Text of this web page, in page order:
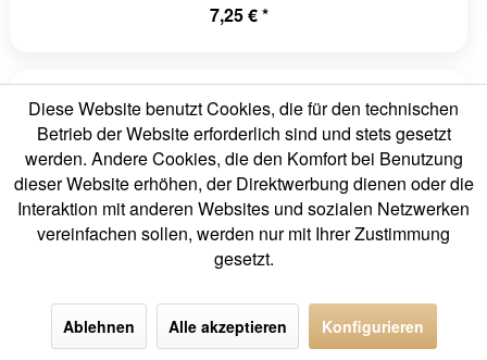
7,25 € *
133A.04
Altzither (Elegie) BERGFEE Nylon Blau, Begleit c' 4
Diese Website benutzt Cookies, die für den technischen
Betrieb der Website erforderlich sind und stets gesetzt
werden. Andere Cookies, die den Komfort bei Benutzung
dieser Website erhöhen, der Direktwerbung dienen oder die
Interaktion mit anderen Websites und sozialen Netzwerken
vereinfachen sollen, werden nur mit Ihrer Zustimmung
gesetzt.
Ablehnen Alle akzeptieren Konfigurieren